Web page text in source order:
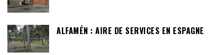
ALFAMÉN : AIRE DE SERVICES EN ESPAGNE